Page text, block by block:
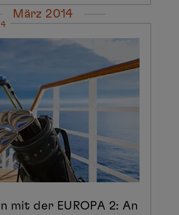
März 2014
mit der EUROPA 2: An